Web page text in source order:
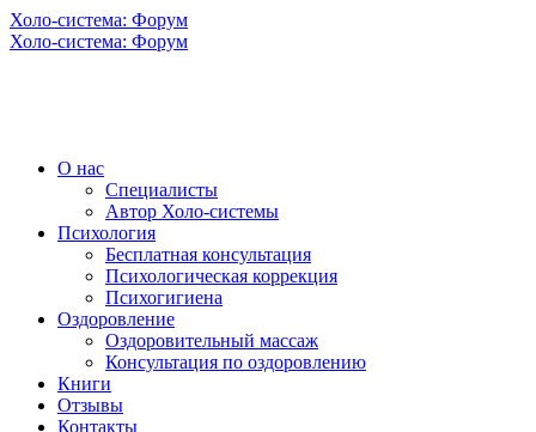
Холо-система: Форум
Холо-система: Форум
О нас
Специалисты
Автор Холо-системы
Психология
Бесплатная консультация
Психологическая коррекция
Психогигиена
Оздоровление
Оздоровительный массаж
Консультация по оздоровлению
Книги
Отзывы
Контакты